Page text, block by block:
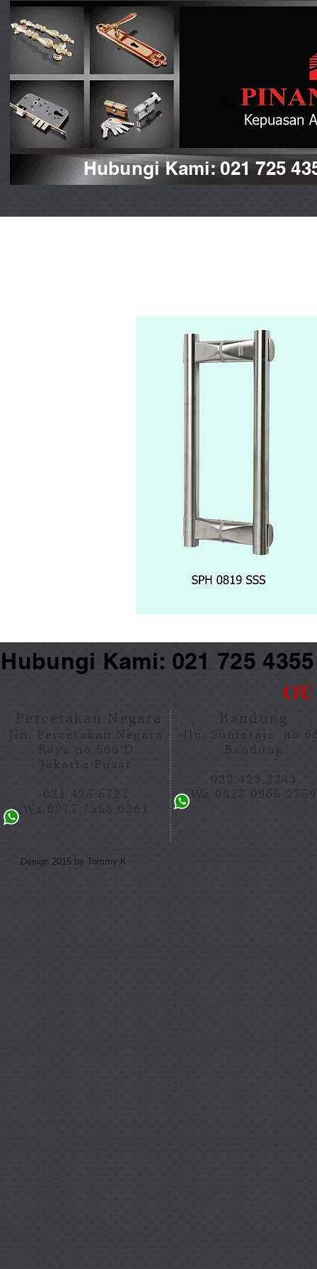
Hubungi Kami: 021 725
Kami: 021 725
Percetakan Negara
Jln. Percetakan Negara
Raya no 566 D
Jakarta Pusat
021 425 5721
Wa 0877 7558 0361
Bandung
Jln. Suniaraja no
Bandung
022 423 2243
Wa 0818 0965 2759
Design 2015 by Tommy K.